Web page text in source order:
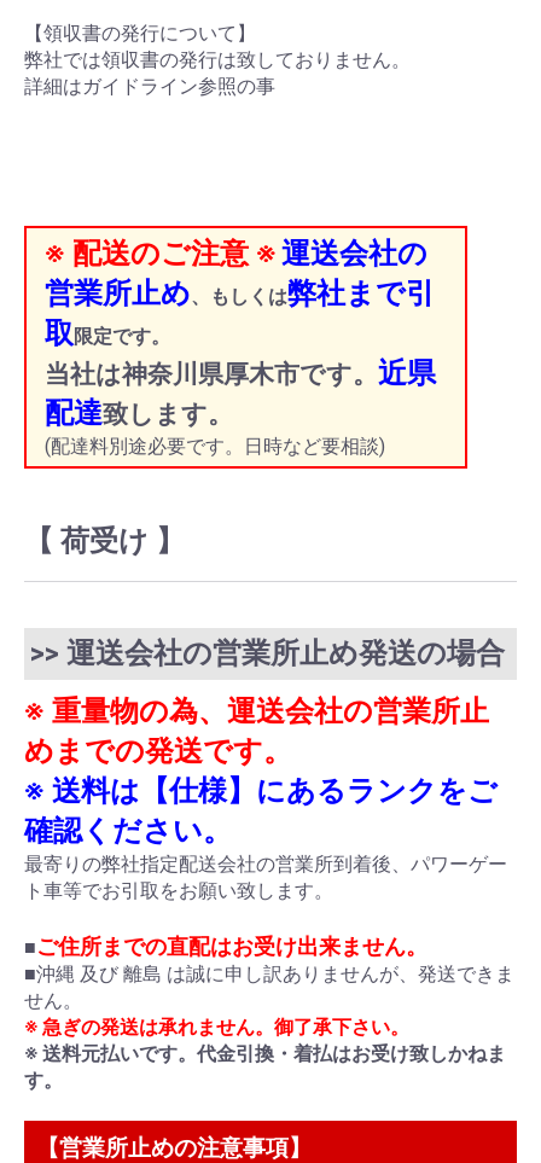
【領収書の発行について】
弊社では領収書の発行は致しておりません。
詳細はガイドライン参照の事
※ 配送のご注意 ※運送会社の
営業所止め、もしくは弊社まで引
取限定です。
当社は神奈川県厚木市です。 近県
配達致します。
(配達料別途必要です。日時など要相談)
【 荷受け 】
>> 運送会社の営業所止め発送の場合
※ 重量物の為、運送会社の営業所止
めまでの発送です。
※ 送料は【仕様】にあるランクをご
確認ください。
最寄りの弊社指定配送会社の営業所到着後、パワーゲー
ト車等でお引取をお願い致します。
■ご住所までの直配はお受け出来ません。
■沖縄 及び 離島 は誠に申し訳ありませんが、発送できま
せん。
※ 急ぎの発送は承れません。御了承下さい。
※ 送料元払いです。代金引換・着払はお受け致しかねま
す。
【営業所止めの注意事項】